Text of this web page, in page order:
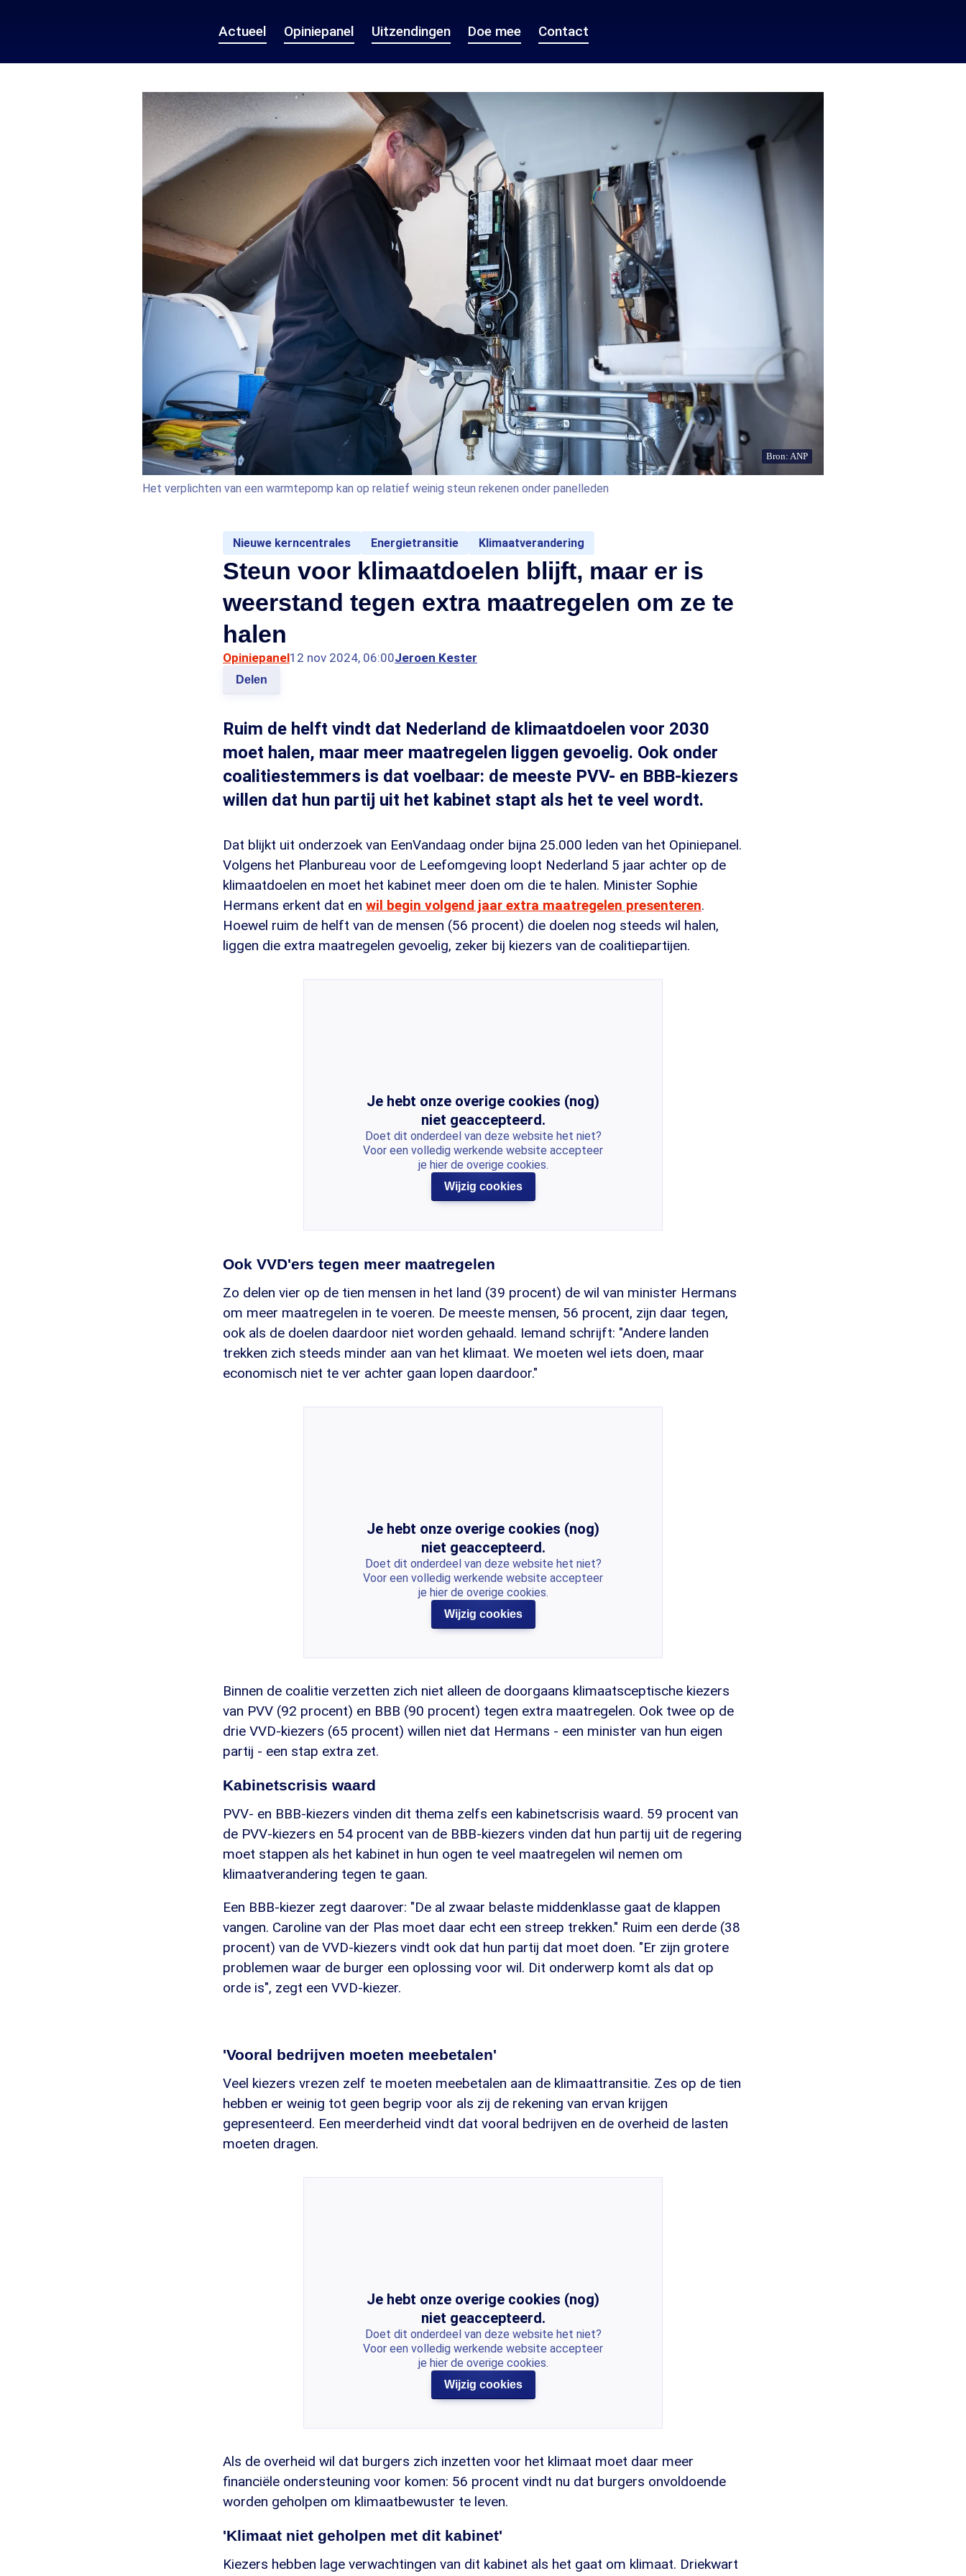
Actueel Opiniepanel Uitzendingen Doe mee Contact
Bron: ANP
Het verplichten van een warmtepomp kan op relatief weinig steun rekenen onder panelleden
Nieuwe kerncentrales Energietransitie Klimaatverandering
Steun voor klimaatdoelen blijft, maar er is
weerstand tegen extra maatregelen om ze te
halen
Opiniepanel12 nov 2024, 06:00Jeroen Kester
Delen
Ruim de helft vindt dat Nederland de klimaatdoelen voor 2030
moet halen, maar meer maatregelen liggen gevoelig. Ook onder
coalitiestemmers is dat voelbaar: de meeste PVV- en BBB-kiezers
willen dat hun partij uit het kabinet stapt als het te veel wordt.
Dat blijkt uit onderzoek van EenVandaag onder bijna 25.000 leden van het Opiniepanel.
Volgens het Planbureau voor de Leefomgeving loopt Nederland 5 jaar achter op de
klimaatdoelen en moet het kabinet meer doen om die te halen. Minister Sophie
Hermans erkent dat en wil begin volgend jaar extra maatregelen presenteren.
Hoewel ruim de helft van de mensen (56 procent) die doelen nog steeds wil halen,
liggen die extra maatregelen gevoelig, zeker bij kiezers van de coalitiepartijen.
Je hebt onze overige cookies (nog)
niet geaccepteerd.
Doet dit onderdeel van deze website het niet?
Voor een volledig werkende website accepteer
je hier de overige cookies.
Wijzig cookies
Ook VVD'ers tegen meer maatregelen
Zo delen vier op de tien mensen in het land (39 procent) de wil van minister Hermans
om meer maatregelen in te voeren. De meeste mensen, 56 procent, zijn daar tegen,
ook als de doelen daardoor niet worden gehaald. Iemand schrijft: "Andere landen
trekken zich steeds minder aan van het klimaat. We moeten wel iets doen, maar
economisch niet te ver achter gaan lopen daardoor."
Je hebt onze overige cookies (nog)
niet geaccepteerd.
Doet dit onderdeel van deze website het niet?
Voor een volledig werkende website accepteer
je hier de overige cookies.
Wijzig cookies
Binnen de coalitie verzetten zich niet alleen de doorgaans klimaatsceptische kiezers
van PVV (92 procent) en BBB (90 procent) tegen extra maatregelen. Ook twee op de
drie VVD-kiezers (65 procent) willen niet dat Hermans - een minister van hun eigen
partij - een stap extra zet.
Kabinetscrisis waard
PVV- en BBB-kiezers vinden dit thema zelfs een kabinetscrisis waard. 59 procent van
de PVV-kiezers en 54 procent van de BBB-kiezers vinden dat hun partij uit de regering
moet stappen als het kabinet in hun ogen te veel maatregelen wil nemen om
klimaatverandering tegen te gaan.
Een BBB-kiezer zegt daarover: "De al zwaar belaste middenklasse gaat de klappen
vangen. Caroline van der Plas moet daar echt een streep trekken." Ruim een derde (38
procent) van de VVD-kiezers vindt ook dat hun partij dat moet doen. "Er zijn grotere
problemen waar de burger een oplossing voor wil. Dit onderwerp komt als dat op
orde is", zegt een VVD-kiezer.
'Vooral bedrijven moeten meebetalen'
Veel kiezers vrezen zelf te moeten meebetalen aan de klimaattransitie. Zes op de tien
hebben er weinig tot geen begrip voor als zij de rekening van ervan krijgen
gepresenteerd. Een meerderheid vindt dat vooral bedrijven en de overheid de lasten
moeten dragen.
Je hebt onze overige cookies (nog)
niet geaccepteerd.
Doet dit onderdeel van deze website het niet?
Voor een volledig werkende website accepteer
je hier de overige cookies.
Wijzig cookies
Als de overheid wil dat burgers zich inzetten voor het klimaat moet daar meer
financiële ondersteuning voor komen: 56 procent vindt nu dat burgers onvoldoende
worden geholpen om klimaatbewuster te leven.
'Klimaat niet geholpen met dit kabinet'
Kiezers hebben lage verwachtingen van dit kabinet als het gaat om klimaat. Driekwart